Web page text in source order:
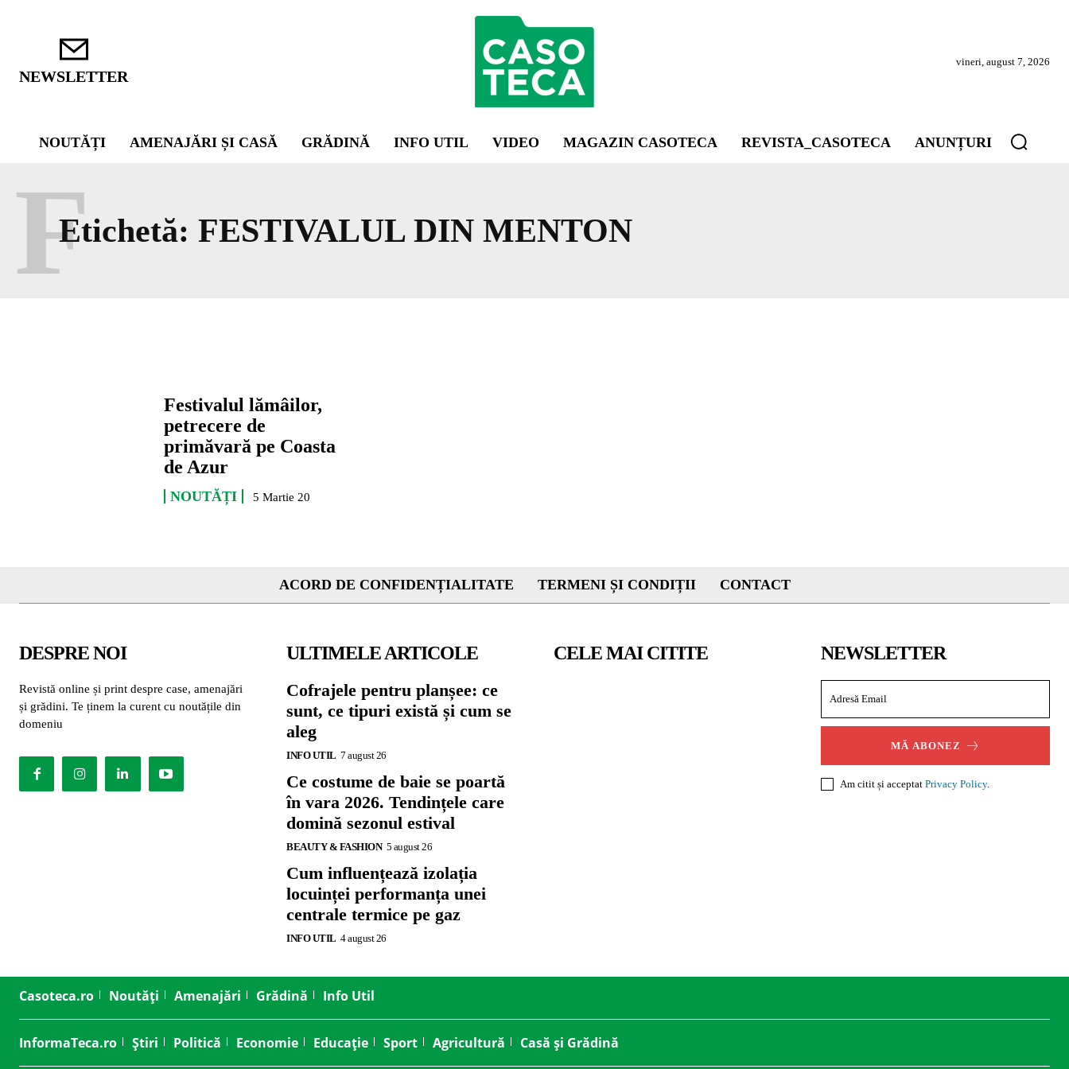
NEWSLETTER
vineri, august 7, 2026
NOUTĂȚI AMENAJĂRI ȘI CASĂ GRĂDINĂ INFO UTIL VIDEO MAGAZIN CASOTECA REVISTA_CASOTECA ANUNȚURI
Etichetă: FESTIVALUL DIN MENTON
F
Festivalul lămâilor,
petrecere de
primăvară pe Coasta
de Azur
NOUTĂȚI 5 Martie 20
ACORD DE CONFIDENȚIALITATE TERMENI ȘI CONDIȚII CONTACT
DESPRE NOI
Revistă online și print despre case, amenajări
și grădini. Te ținem la curent cu noutățile din
domeniu
ULTIMELE ARTICOLE
Cofrajele pentru planșee: ce
sunt, ce tipuri există și cum se
aleg
INFO UTIL 7 august 26
Ce costume de baie se poartă
în vara 2026. Tendințele care
domină sezonul estival
BEAUTY & FASHION 5 august 26
Cum influențează izolația
locuinței performanța unei
centrale termice pe gaz
INFO UTIL 4 august 26
CELE MAI CITITE NEWSLETTER
MĂ ABONEZ
Am citit și acceptat Privacy Policy.
Casoteca.ro Noutăți Amenajări Grădină Info Util
InformaTeca.ro Știri Politică Economie Educație Sport Agricultură Casă și Grădină